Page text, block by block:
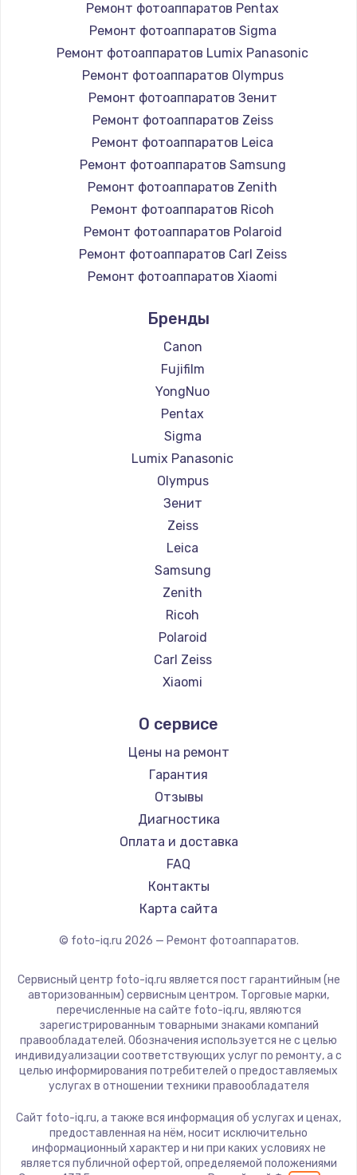
Ремонт фотоаппаратов Pentax
Ремонт фотоаппаратов Sigma
Ремонт фотоаппаратов Lumix Panasonic
Ремонт фотоаппаратов Olympus
Ремонт фотоаппаратов Зенит
Ремонт фотоаппаратов Zeiss
Ремонт фотоаппаратов Leica
Ремонт фотоаппаратов Samsung
Ремонт фотоаппаратов Zenith
Ремонт фотоаппаратов Ricoh
Ремонт фотоаппаратов Polaroid
Ремонт фотоаппаратов Carl Zeiss
Ремонт фотоаппаратов Xiaomi
Ремонт фотоаппаратов Kodak
Ремонт фотоаппаратов Blackmagic
Бренды
Canon
Fujifilm
YongNuo
Pentax
Sigma
Lumix Panasonic
Olympus
Зенит
Zeiss
Leica
Samsung
Zenith
Ricoh
Polaroid
Carl Zeiss
Xiaomi
Kodak
Blackmagic
О сервисе
Цены на ремонт
Гарантия
Отзывы
Диагностика
Оплата и доставка
FAQ
Контакты
Карта сайта
© foto-iq.ru 2026 — Ремонт фотоаппаратов.
Сервисный центр foto-iq.ru является пост гарантийным (не
авторизованным) сервисным центром. Торговые марки,
перечисленные на сайте foto-iq.ru, являются
зарегистрированным товарными знаками компаний
правообладателей. Обозначения используется не с целью
индивидуализации соответствующих услуг по ремонту, а с
целью информирования потребителей о предоставляемых
услугах в отношении техники правообладателя
Сайт foto-iq.ru, а также вся информация об услугах и ценах,
предоставленная на нём, носит исключительно
информационный характер и ни при каких условиях не
является публичной офертой, определяемой положениями